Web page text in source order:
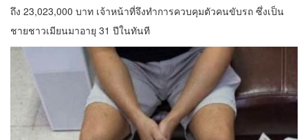
ถึง 23,023,000 บาท เจ้าหน้าที่จึงทำการควบคุมตัวคนขับรถ ซึ่งเป็น
ชายชาวเมียนมาอายุ 31 ปีในทันที